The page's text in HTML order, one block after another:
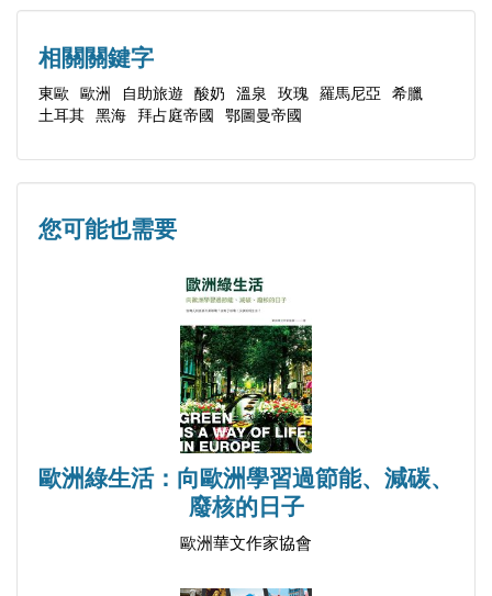
望。出發前，不妨帶上這本繽紛豐盛的《保加利亞旅
圖攻略》，細品東歐古國的萬千風情！
Part 3 玩轉「保」首──索菲亞
│景點全覽│聖佩特卡地下教堂／索菲亞雕像／聖周
菲亞市集中心／索菲亞猶太會堂／聖若瑟主教座堂／
聖喬治圓頂教堂／保加利亞總統府／國家考古博物館
／城市花園／伊萬‧瓦佐夫國家劇院／俄羅斯教堂／
聖索菲亞大教堂／亞歷山大‧涅夫斯基大教堂／露天
跳蚤市場／瓦西爾‧列夫斯基紀念碑／獅子橋／女人
市集／維托沙大道／國家文化宮／七聖人教堂／假日
賊仔市／博雅納教堂／里拉修道院
│美食攻略│烤爐坊／斯卡帕酒吧／咱家小館／哈格
相關關鍵字
東歐 歐洲 自助旅遊 酸奶 溫泉 玫瑰 羅馬尼亞
希臘
土耳其
黑海 拜占庭帝國 鄂圖曼帝國
您可能也需要
歐洲綠生活：向歐洲學習過節能、減碳、
廢核的日子
歐洲華文作家協會